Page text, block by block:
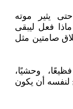
يثير موته
فعل ليبقى
صامتين مثل
وحشيًا،
لنفسه أن يكون